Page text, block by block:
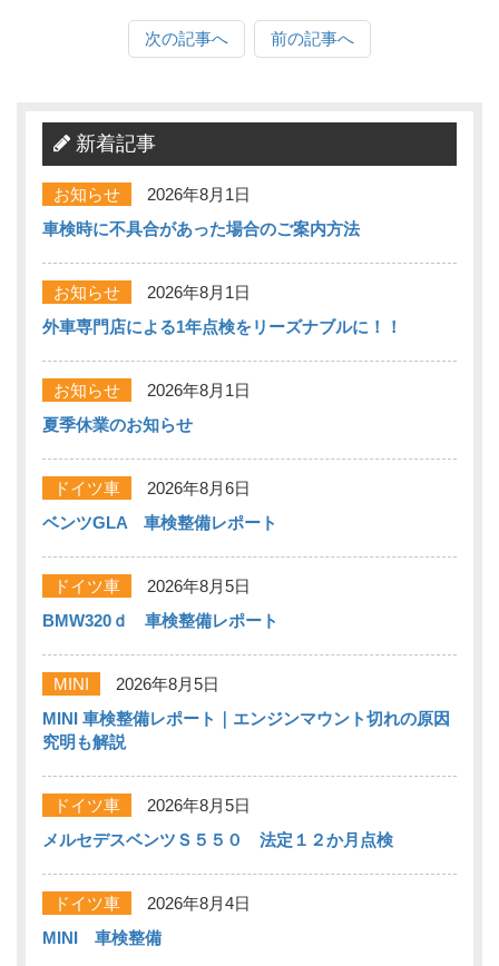
次の記事へ 前の記事へ
新着記事
お知らせ
2026年8月1日
車検時に不具合があった場合のご案内方法
お知らせ
2026年8月1日
外車専門店による1年点検をリーズナブルに！！
お知らせ
2026年8月1日
夏季休業のお知らせ
ドイツ車
2026年8月6日
ベンツGLA 車検整備レポート
ドイツ車
2026年8月5日
BMW320ｄ 車検整備レポート
MINI
2026年8月5日
MINI 車検整備レポート｜エンジンマウント切れの原因
究明も解説
ドイツ車
2026年8月5日
メルセデスベンツＳ５５０ 法定１２か月点検
ドイツ車
2026年8月4日
MINI 車検整備